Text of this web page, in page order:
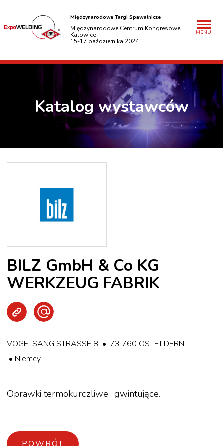
Międzynarodowe Targi Spawalnicze
Międzynarodowe Centrum Kongresowe
Katowice
15-17 października 2024
MENU
Katalog wystawców
BILZ GmbH & Co KG
WERKZEUG FABRIK
VOGELSANG STRASSE 8 • 73 760 OSTFILDERN
• Niemcy
Oprawki termokurczliwe i gwintujące.
POWRÓT